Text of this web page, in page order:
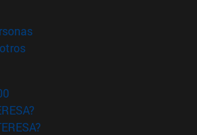
(abre en nueva ventana)
(abre en nueva ventana)